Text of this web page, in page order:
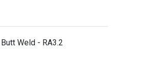
Weld - RA3.2